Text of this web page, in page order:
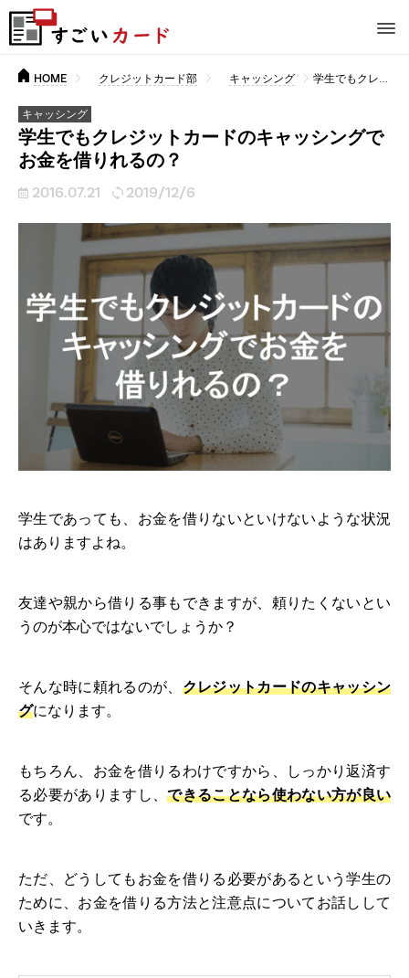
HOME クレジットカード部 キャッシング 学生でもクレジットカードのキャッシングでお金を借りれるの？
キャッシング
学生でもクレジットカードのキャッシングで
お金を借りれるの？
2016.07.21 2019/12/6
学生であっても、お金を借りないといけないような状況
はありますよね。
友達や親から借りる事もできますが、頼りたくないとい
うのが本心ではないでしょうか？
そんな時に頼れるのが、 クレジットカードのキャッシン
グになります。
もちろん、お金を借りるわけですから、しっかり返済す
る必要がありますし、できることなら使わない方が良い
です。
ただ、どうしてもお金を借りる必要があるという学生の
ために、お金を借りる方法と注意点についてお話しして
いきます。